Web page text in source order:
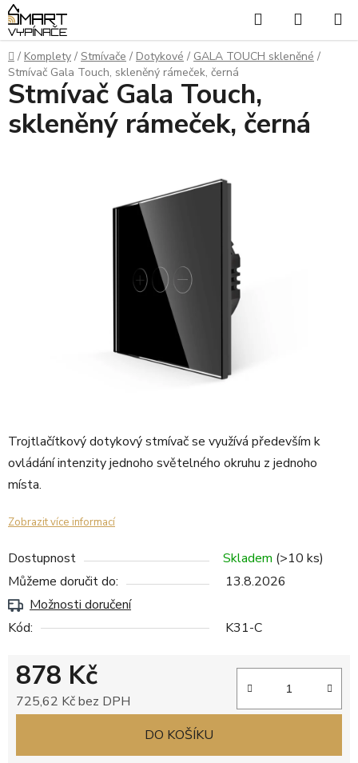
Přejít
na
obsah
Hledat
KOŠÍK
Domů
/ Komplety / Stmívače / Dotykové / GALA TOUCH skleněné /
Stmívač Gala Touch, skleněný rámeček, černá
Trojtlačítkový dotykový stmívač se využívá především k
ovládání intenzity jednoho světelného okruhu z jednoho
místa.
Zobrazit více informací
Dostupnost Skladem (>10 ks)
Můžeme doručit do:
13.8.2026
Možnosti doručení
Kód:
K31-C
878 Kč
725,62 Kč bez DPH
DO KOŠÍKU
Stmívač Gala Touch,
skleněný rámeček, černá